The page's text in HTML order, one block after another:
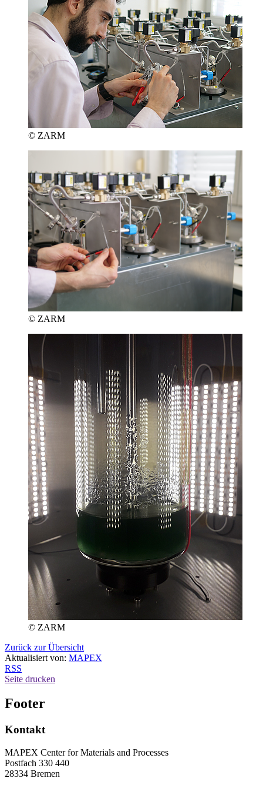
© ZARM
© ZARM
© ZARM
Zurück zur Übersicht
Aktualisiert von: MAPEX
RSS
Seite drucken
Footer
Kontakt
MAPEX Center for Materials and Processes
Postfach 330 440
28334 Bremen